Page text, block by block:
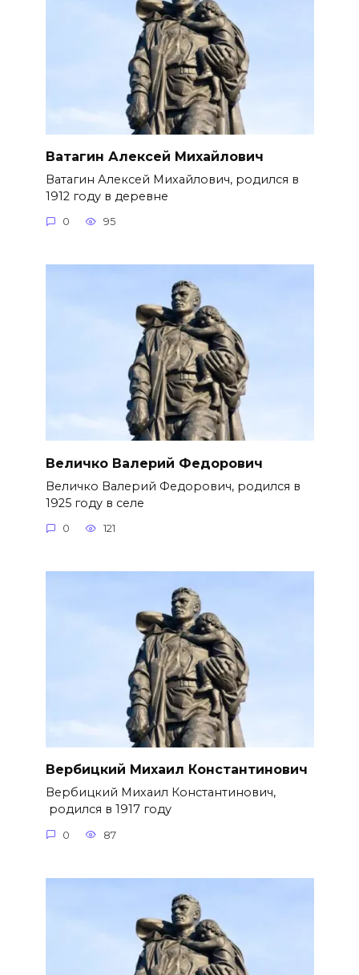
Ватагин Алексей Михайлович
Ватагин Алексей Михайлович, родился в
1912 году в деревне
0 95
Величко Валерий Федорович
Величко Валерий Федорович, родился в
1925 году в селе
0 121
Вербицкий Михаил Константинович
Вербицкий Михаил Константинович,
родился в 1917 году
0 87